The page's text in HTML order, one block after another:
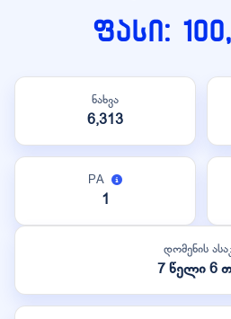
ფასი:
ნახვა
6,313
PA
1
დომენის
7 წელი 6